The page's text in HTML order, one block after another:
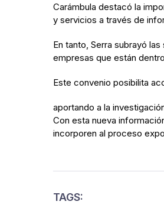
Carámbula destacó la
y servicios a través de
En tanto, Serra subrayó
empresas que están
Este convenio posibilita
aportando a la
Con esta nueva
incorporen al proceso
TAGS: